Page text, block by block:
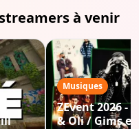
à venir
Musiques
ZEvent 2026 -
& Oli / Gims